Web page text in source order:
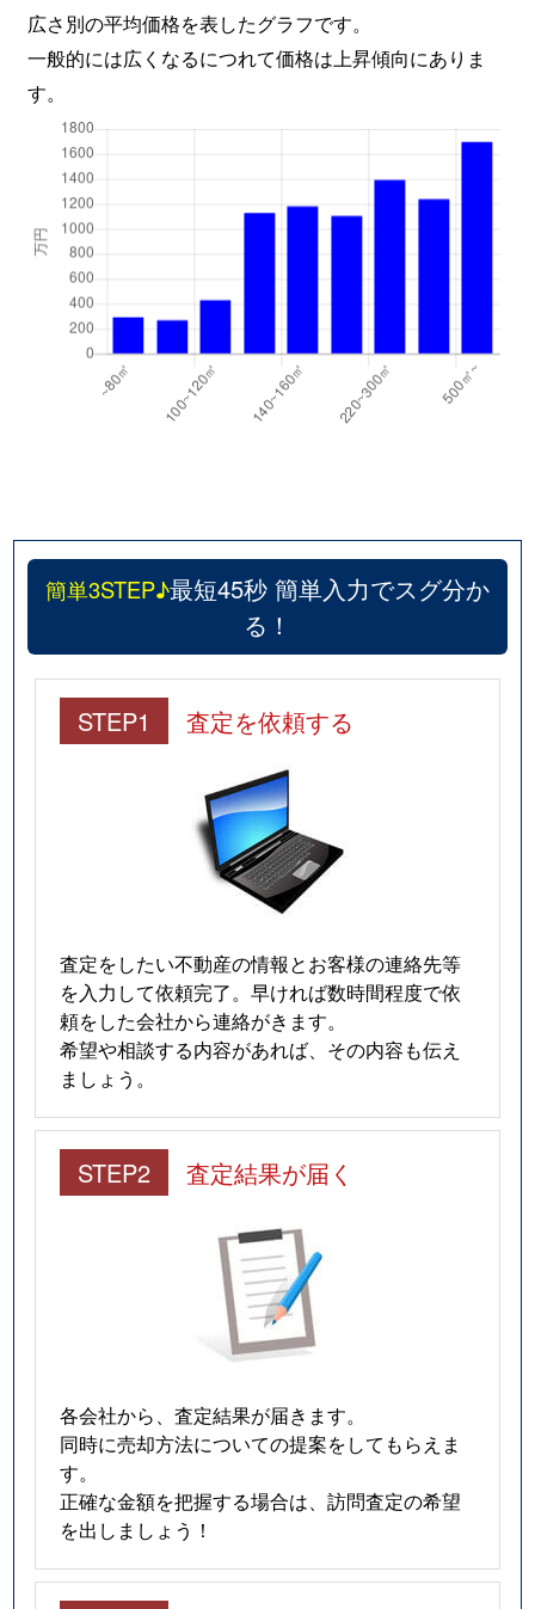
広さ別の平均価格を表したグラフです。
一般的には広くなるにつれて価格は上昇傾向にありま
す。
簡単3STEP♪最短45秒 簡単入力でスグ分か
る！
STEP1 査定を依頼する
査定をしたい不動産の情報とお客様の連絡先等
を入力して依頼完了。早ければ数時間程度で依
頼をした会社から連絡がきます。
希望や相談する内容があれば、その内容も伝え
ましょう。
STEP2 査定結果が届く
各会社から、査定結果が届きます。
同時に売却方法についての提案をしてもらえま
す。
正確な金額を把握する場合は、訪問査定の希望
を出しましょう！